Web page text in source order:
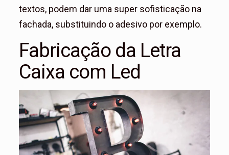
textos, podem dar uma super sofisticação na
fachada, substituindo o adesivo por exemplo.
Fabricação da Letra
Caixa com Led